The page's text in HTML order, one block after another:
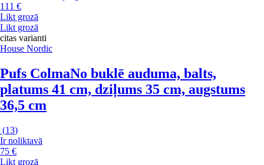
111 €
Likt grozā
Likt grozā
citas varianti
House Nordic
Pufs ColmaNo buklē auduma, balts,
platums 41 cm, dziļums 35 cm, augstums
36,5 cm
(13)
Ir noliktavā
75 €
Likt grozā